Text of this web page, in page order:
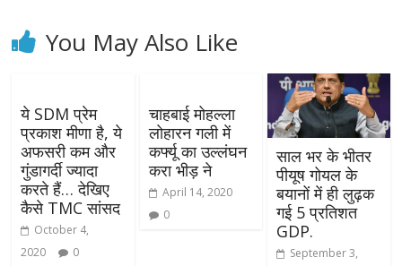
You May Also Like
ये SDM प्रेम
प्रकाश मीणा है, ये
अफसरी कम और
गुंडागर्दी ज्यादा
करते हैं… देखिए
कैसे TMC सांसद
October 4,
2020
0
चाहबाई मोहल्ला
लोहारन गली में
कर्फ्यू का उल्लंघन
करा भीड़ ने
April 14, 2020
0
साल भर के भीतर
पीयूष गोयल के
बयानों में ही लुढ़क
गई 5 प्रतिशत
GDP.
September 3,